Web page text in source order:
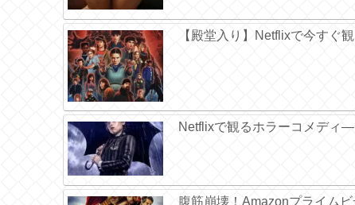
【殿堂入り】Netflixで今すぐ
Netflixで観るホラーコメディ―
腹筋崩壊！Amazonプライム